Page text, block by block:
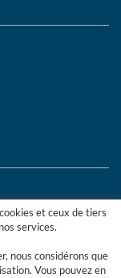
et ceux de tiers
services.
nous considérons que
Vous pouvez en